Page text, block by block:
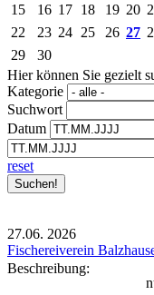
15
16 17 18 19 20
22
23 24 25 26 27
29
30
Hier können Sie gezielt
Kategorie
Suchwort
Datum
reset
27.06. 2026
Fischereiverein
Beschreibung: